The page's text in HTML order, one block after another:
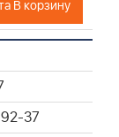
В корзину
37